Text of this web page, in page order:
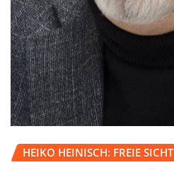
HEIKO HEINISCH: FREIE SICHT